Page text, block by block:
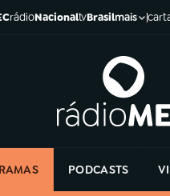
rádioNacionaltvBrasilmais
PODCASTS